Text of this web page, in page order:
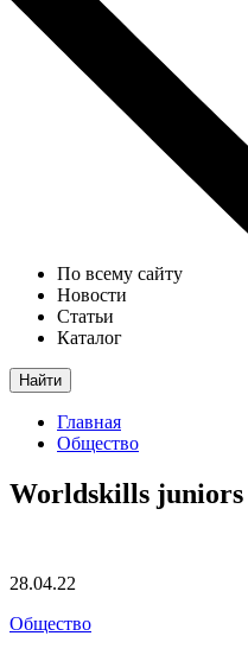
По всему сайту
Новости
Статьи
Каталог
Найти
Главная
Общество
Worldskills juniors
28.04.22
Общество